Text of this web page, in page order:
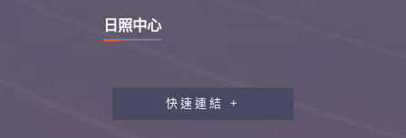
日照中心
快速連結 +
教職員工研習專區